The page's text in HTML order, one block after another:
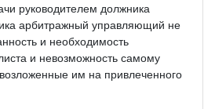
руководителем должника
арбитражный управляющий не
и необходимость
и невозможность самому
им на привлеченного